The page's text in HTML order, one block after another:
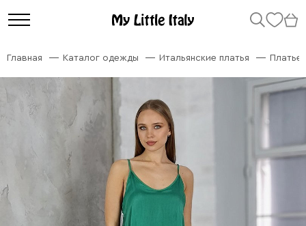
Главная Каталог одежды Итальянские платья Платье